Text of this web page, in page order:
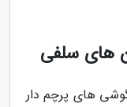
های سلفی
های پرچم دار